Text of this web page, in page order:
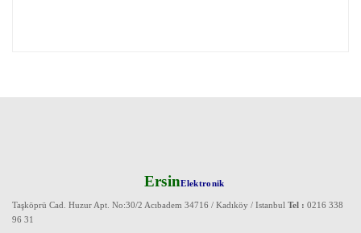
ErsinElektronik
Taşköprü Cad. Huzur Apt. No:30/2 Acıbadem 34716 / Kadıköy / Istanbul Tel : 0216 338
96 31